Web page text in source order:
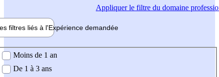
Appliquerle filtre du domaine
filtres liés à l'Expérience demandée
demandée
Moins de 1 an
De 1 à 3 ans